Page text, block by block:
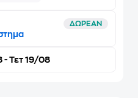
ΔΩΡΕΑΝ
- Τετ 19/08